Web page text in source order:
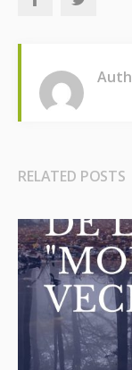
RELATED POSTS